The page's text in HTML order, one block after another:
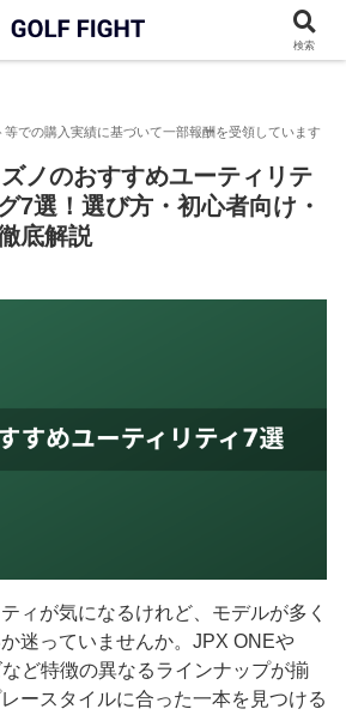
ィリティ 【2026年版】ミズノのおすすめ
ズノのおすすめユーティリテ
7選！選び方・初心者向け・
底解説
ィが気になるけれど、モデルが多く
迷っていませんか。JPX ONEや
ど特徴の異なるラインナップが揃
ースタイルに合った一本を見つける
検索